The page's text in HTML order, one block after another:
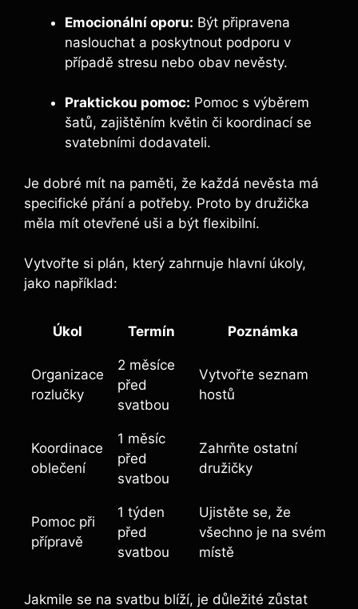
Emocionální oporu: Být připravena
naslouchat a poskytnout⁣ podporu v
⁣případě stresu nebo obav nevěsty.
Praktickou pomoc: Pomoc s výběrem
šatů, zajištěním květin či koordinací se
svatebními dodavateli.
Je‌ dobré mít na paměti, že každá⁢ nevěsta má
specifické⁤ přání a potřeby. Proto by družička
měla mít otevřené uši ⁢a být ‌flexibilní.
Vytvořte‍ si plán,⁤ který⁢ zahrnuje hlavní úkoly,
‍jako například:
Úkol Termín Poznámka
Organizace
⁤rozlučky
2 měsíce
před
svatbou
Vytvořte seznam
hostů
Koordinace
oblečení
1 měsíc​
před
svatbou
Zahrňte ostatní
družičky
Pomoc při
přípravě
1 týden
před
svatbou
Ujistěte se, že
všechno je ⁣na svém
místě
Jakmile se na svatbu blíží, je důležité zůstat